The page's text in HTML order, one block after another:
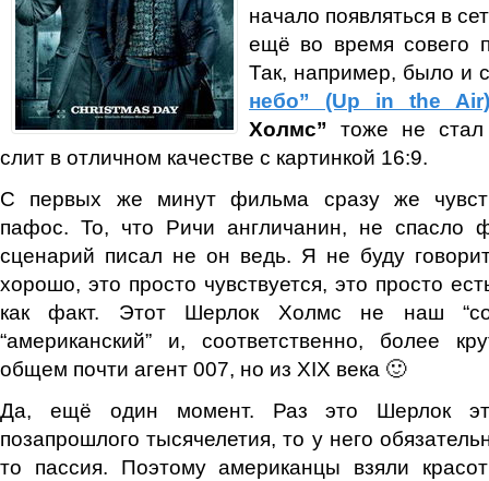
начало появляться в
ещё во время совего
Так, например, было
небо” (Up in the
Холмс” тоже не
слит в отличном качестве с картинкой 16:9.
С первых же минут фильма сразу же
пафос. То, что Ричи англичанин, не спасло
сценарий писал не он ведь. Я не буду
хорошо, это просто чувствуется, это просто
как факт. Этот Шерлок Холмс не наш
“американский” и, соответственно, более
общем почти агент 007, но из XIX века 🙂
Да, ещё один момент. Раз это Шерлок
позапрошлого тысячелетия, то у него
то пассия. Поэтому американцы взяли